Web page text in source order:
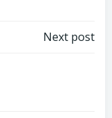
Next post